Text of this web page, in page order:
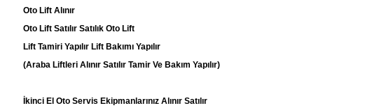
Oto Lift Alınır
Oto Lift Satılır Satılık Oto Lift
Lift Tamiri Yapılır Lift Bakımı Yapılır
(Araba Liftleri Alınır Satılır Tamir Ve Bakım Yapılır)
İkinci El Oto Servis Ekipmanlarınız Alınır Satılır